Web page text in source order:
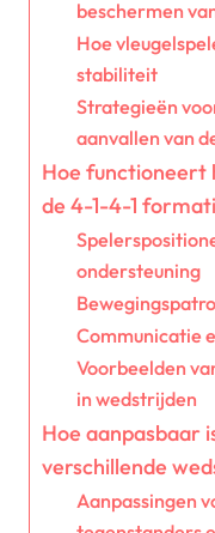
beschermen
Hoe
stabiliteit
Strategieën
aanvallen van
Hoe functioneert
de 4-1-4-1
ondersteuning
Communicatie
Voorbeelden
in wedstrijden
Hoe aanpasbaar
verschillende
Aanpassingen